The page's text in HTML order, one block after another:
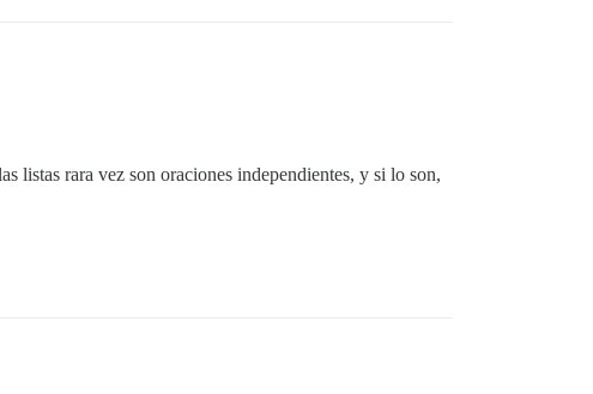
listas rara vez son oraciones independientes, y si lo son,